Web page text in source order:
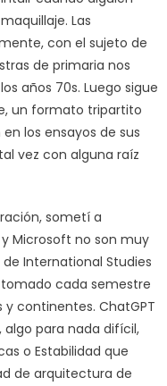
Las
con el sujeto de
de primaria nos
años 70s. Luego sigue
un formato tripartito
los ensayos de sus
vez con alguna raíz
sometí a
Microsoft no son muy
International Studies
tomado cada semestre
continentes. ChatGPT
algo para nada difícil,
o Estabilidad que
de arquitectura de